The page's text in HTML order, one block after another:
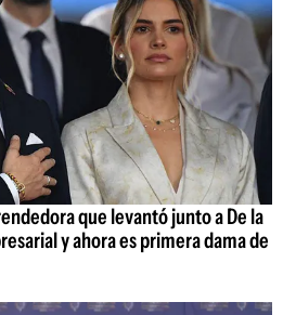
que levantó junto a De la
y ahora es primera dama de